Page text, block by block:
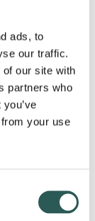
ads, to
our traffic.
our site with
partners who
your use